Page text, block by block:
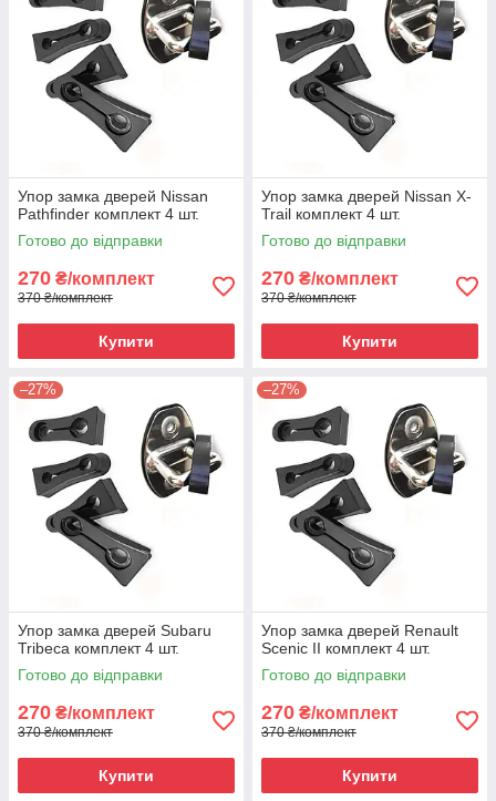
Упор замка дверей Nissan
Pathfinder комплект 4 шт.
Готово до відправки
270 ₴/комплект
370 ₴/комплект
Купити
Упор замка дверей Nissan X-
Trail комплект 4 шт.
Готово до відправки
270 ₴/комплект
370 ₴/комплект
Купити
–27%
Упор замка дверей Subaru
Tribeca комплект 4 шт.
Готово до відправки
270 ₴/комплект
370 ₴/комплект
Купити
–27%
Упор замка дверей Renault
Scenic II комплект 4 шт.
Готово до відправки
270 ₴/комплект
370 ₴/комплект
Купити